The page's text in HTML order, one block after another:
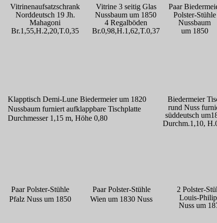
Vitrinenaufsatzschrank
Norddeutsch 19 Jh.
Mahagoni
Br.1,55,H.2,20,T.0,35
Vitrine 3 seitig Glas
Nussbaum um 1850
4 Regalböden
Br.0,98,H.1,62,T.0,37
Paar
Polster-Stühle
Nussbaum
um 1850
Biedermeier
rund Nuss
süddeutsch
Durchm.1,10,
Klapptisch Demi-Lune Biedermeier um 1820
Nussbaum furniert aufklappbare Tischplatte
Durchmesser 1,15 m, Höhe 0,80
Paar Polster-Stühle
Pfalz Nuss um 1850
Paar Polster-Stühle
Wien um 1830 Nuss
2 Polster-
Louis-
Nuss um